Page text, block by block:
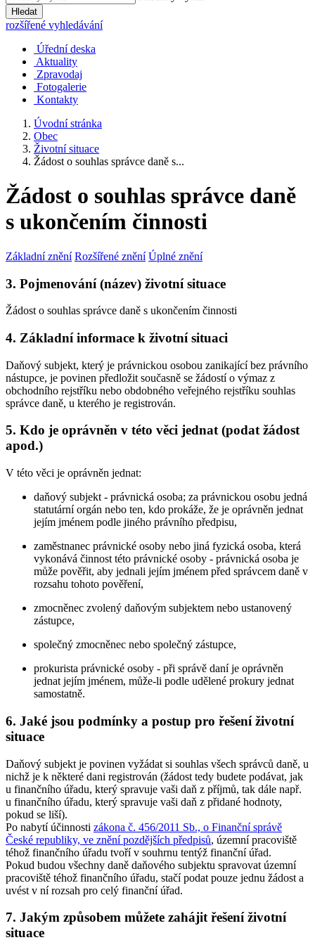
Hledat
rozšířené vyhledávání
Úřední deska
Aktuality
Zpravodaj
Fotogalerie
Kontakty
Úvodní stránka
Obec
Životní situace
Žádost o souhlas správce daně s...
Žádost o souhlas správce daně
s ukončením činnosti
Základní znění Rozšířené znění Úplné znění
3. Pojmenování (název) životní situace
Žádost o souhlas správce daně s ukončením činnosti
4. Základní informace k životní situaci
Daňový subjekt, který je právnickou osobou zanikající bez právního
nástupce, je povinen předložit současně se žádostí o výmaz z
obchodního rejstříku nebo obdobného veřejného rejstříku souhlas
správce daně, u kterého je registrován.
5. Kdo je oprávněn v této věci jednat (podat žádost
apod.)
V této věci je oprávněn jednat:
daňový subjekt - právnická osoba; za právnickou osobu jedná
statutární orgán nebo ten, kdo prokáže, že je oprávněn jednat
jejím jménem podle jiného právního předpisu,
zaměstnanec právnické osoby nebo jiná fyzická osoba, která
vykonává činnost této právnické osoby - právnická osoba je
může pověřit, aby jednali jejím jménem před správcem daně v
rozsahu tohoto pověření,
zmocněnec zvolený daňovým subjektem nebo ustanovený
zástupce,
společný zmocněnec nebo společný zástupce,
prokurista právnické osoby - při správě daní je oprávněn
jednat jejím jménem, může-li podle udělené prokury jednat
samostatně.
6. Jaké jsou podmínky a postup pro řešení životní
situace
Daňový subjekt je povinen vyžádat si souhlas všech správců daně, u
nichž je k některé dani registrován (žádost tedy budete podávat, jak
u finančního úřadu, který spravuje vaši daň z příjmů, tak dále např.
u finančního úřadu, který spravuje vaši daň z přidané hodnoty,
pokud se liší).
Po nabytí účinnosti zákona č. 456/2011 Sb., o Finanční správě
České republiky, ve znění pozdějších předpisů, územní pracoviště
téhož finančního úřadu tvoří v souhrnu tentýž finanční úřad.
Pokud budou všechny daně daňového subjektu spravovat územní
pracoviště téhož finančního úřadu, stačí podat pouze jednu žádost a
uvést v ní rozsah pro celý finanční úřad.
7. Jakým způsobem můžete zahájit řešení životní
situace